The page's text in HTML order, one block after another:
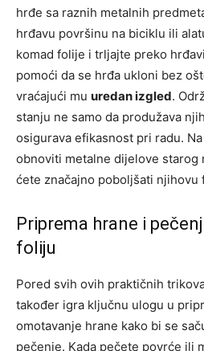
hrđe sa raznih metalnih
hrđavu površinu na biciklu ili
komad folije i trljajte preko
pomoći da se hrđa ukloni bez
vraćajući mu uredan izgled.
stanju ne samo da produžava
osigurava efikasnost pri radu.
obnoviti metalne dijelove starog
ćete značajno poboljšati njihovu
Priprema hrane i
foliju
Pored svih ovih praktičnih
također igra ključnu ulogu u
omotavanje hrane kako bi se
pečenje. Kada pečete povrće ili